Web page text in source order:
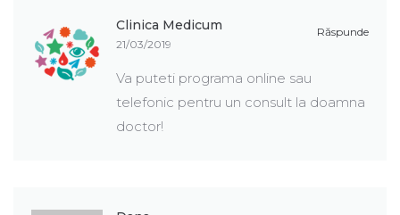
Răspunde
Clinica Medicum
21/03/2019
Va puteti programa online sau
telefonic pentru un consult la doamna
doctor!